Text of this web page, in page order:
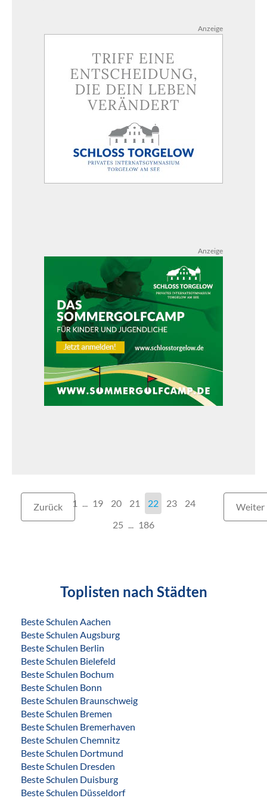
Anzeige
Anzeige
Zurück 1 19 20 21 22 23
24
25
186
Weiter
Toplisten nach Städten
Beste Schulen Aachen
Beste Schulen Augsburg
Beste Schulen Berlin
Beste Schulen Bielefeld
Beste Schulen Bochum
Beste Schulen Bonn
Beste Schulen Braunschweig
Beste Schulen Bremen
Beste Schulen Bremerhaven
Beste Schulen Chemnitz
Beste Schulen Dortmund
Beste Schulen Dresden
Beste Schulen Duisburg
Beste Schulen Düsseldorf